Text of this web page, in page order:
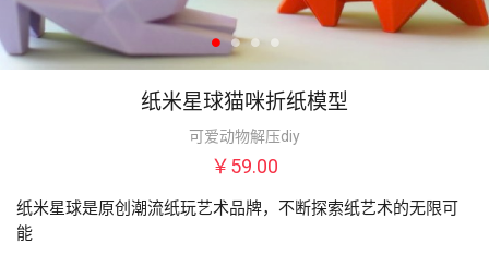
纸米星球猫咪折纸模型
可爱动物解压diy
￥59.00
纸米星球是原创潮流纸玩艺术品牌，不断探索纸艺术的无限可
能